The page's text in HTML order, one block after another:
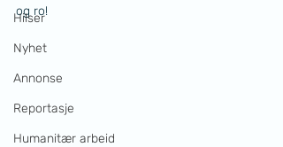
Hilser
Nyhet
Annonse
Reportasje
Humanitær arbeid
og ro!